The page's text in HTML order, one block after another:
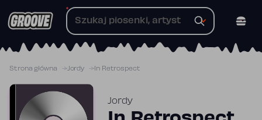
do
Strona główna Jordy In Retrospect
Jordy